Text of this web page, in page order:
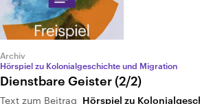
Archiv
Hörspiel zu Kolonialgeschichte und Migration
Dienstbare Geister (2/2)
Text zum Beitrag Hörspiel zu